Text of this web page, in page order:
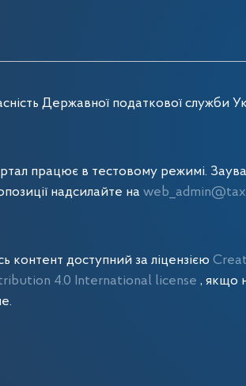
Державної податкової служби
працює в тестовому режимі.
надсилайте на
контент доступний за ліцензією
4.0 International license, якщо